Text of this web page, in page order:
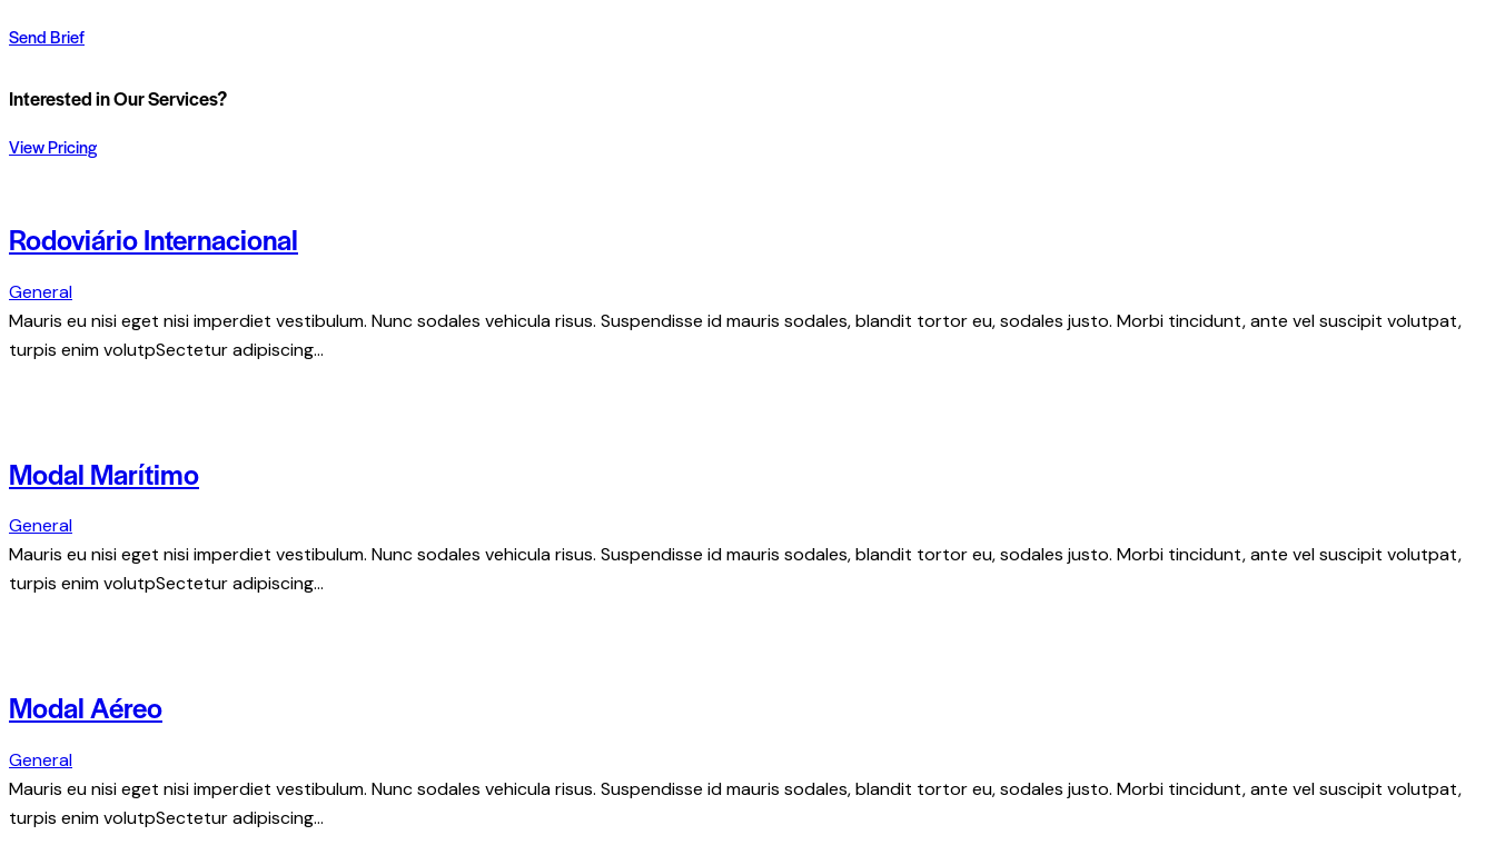
Send Brief
Interested in Our Services?
View Pricing
Rodoviário Internacional
General
Mauris eu nisi eget nisi imperdiet vestibulum. Nunc sodales vehicula risus. Suspendisse id mauris sodales, blandit tortor eu, sodales justo. Morbi tincidunt, ante vel suscipit volutpat,
turpis enim volutpSectetur adipiscing…
Modal Marítimo
General
Mauris eu nisi eget nisi imperdiet vestibulum. Nunc sodales vehicula risus. Suspendisse id mauris sodales, blandit tortor eu, sodales justo. Morbi tincidunt, ante vel suscipit volutpat,
turpis enim volutpSectetur adipiscing…
Modal Aéreo
General
Mauris eu nisi eget nisi imperdiet vestibulum. Nunc sodales vehicula risus. Suspendisse id mauris sodales, blandit tortor eu, sodales justo. Morbi tincidunt, ante vel suscipit volutpat,
turpis enim volutpSectetur adipiscing…